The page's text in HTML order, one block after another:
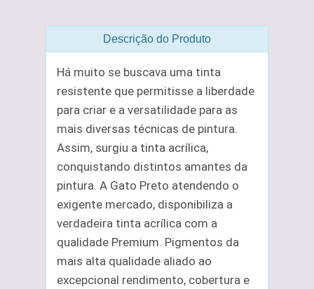
Descrição do Produto
Há muito se buscava uma tinta
resistente que permitisse a liberdade
para criar e a versatilidade para as
mais diversas técnicas de pintura.
Assim, surgiu a tinta acrílica,
conquistando distintos amantes da
pintura. A Gato Preto atendendo o
exigente mercado, disponibiliza a
verdadeira tinta acrílica com a
qualidade Premium. Pigmentos da
mais alta qualidade aliado ao
excepcional rendimento, cobertura e